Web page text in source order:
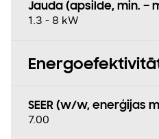
Jauda (apsilde, min. –
1.3 - 8 kW
SEER (w/w, enerģijas
7.00